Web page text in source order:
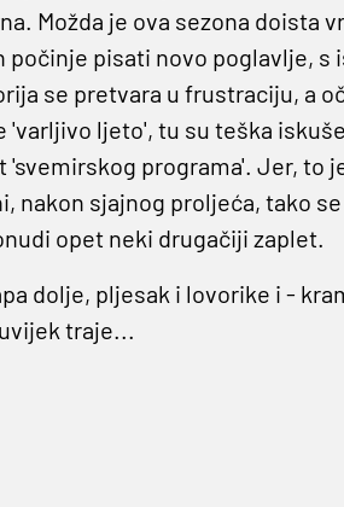
Možda je ova sezona doista
počinje pisati novo poglavlje,
se pretvara u frustraciju, a
'varljivo ljeto', tu su teška
'svemirskog programa'. Jer, to
nakon sjajnog proljeća, tako
opet neki drugačiji zaplet.
dolje, pljesak i lovorike i -
traje...